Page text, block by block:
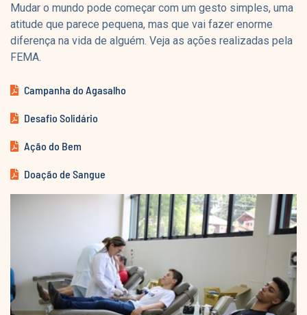
Mudar o mundo pode começar com um gesto simples, uma
atitude que parece pequena, mas que vai fazer enorme
diferença na vida de alguém. Veja as ações realizadas pela
FEMA.
Campanha do Agasalho
Desafio Solidário
Ação do Bem
Doação de Sangue